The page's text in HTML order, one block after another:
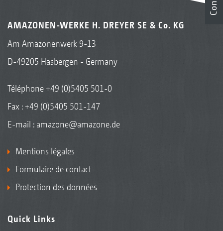
AMAZONEN-WERKE H. DREYER SE & Co. KG
Am Amazonenwerk 9-13
D-49205 Hasbergen - Germany
Téléphone+49 (0)5405 501-0
Fax : +49 (0)5405 501-147
E-mail : amazone@amazone.de
Mentions légales
Formulaire de contact
Protection des données
Quick Links